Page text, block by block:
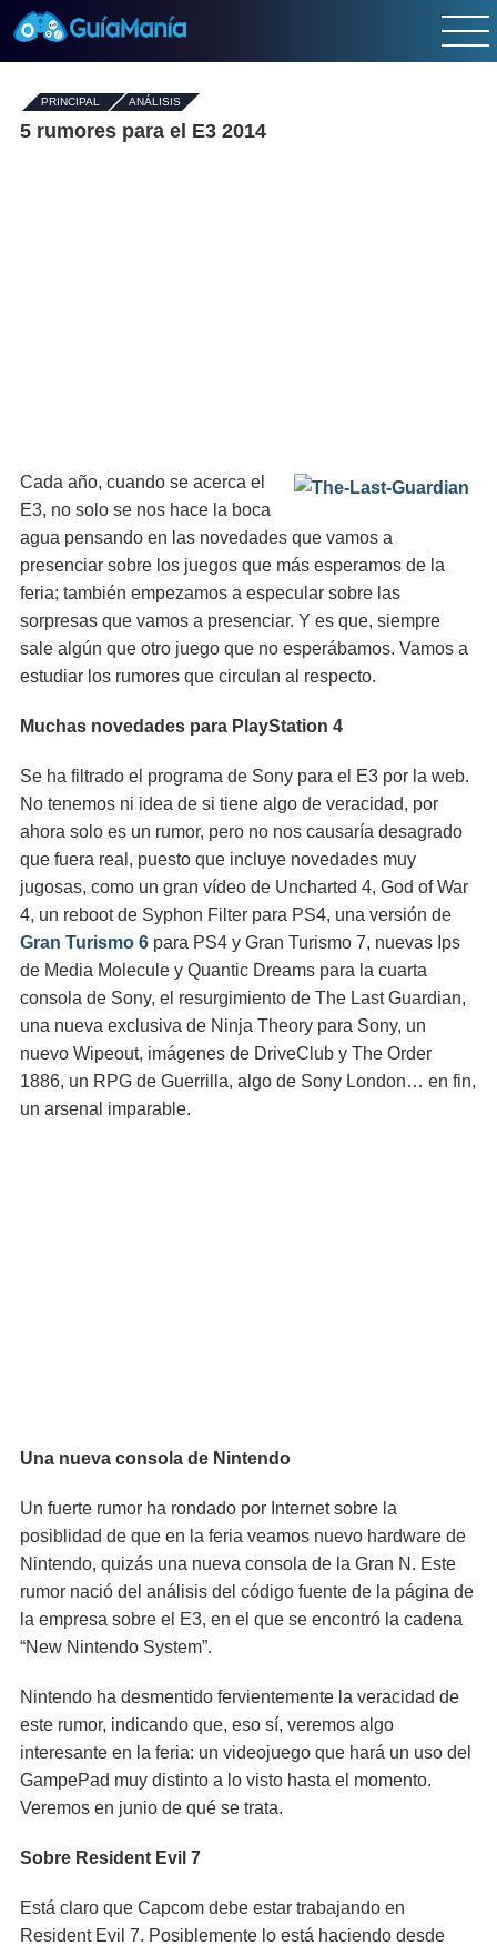
PRINCIPAL - ANÁLISIS
5 rumores para el E3 2014
Cada año, cuando se acerca el
E3, no solo se nos hace la boca
agua pensando en las novedades que vamos a
presenciar sobre los juegos que más esperamos de la
feria; también empezamos a especular sobre las
sorpresas que vamos a presenciar. Y es que, siempre
sale algún que otro juego que no esperábamos. Vamos a
estudiar los rumores que circulan al respecto.
Muchas novedades para PlayStation 4
Se ha filtrado el programa de Sony para el E3 por la web.
No tenemos ni idea de si tiene algo de veracidad, por
ahora solo es un rumor, pero no nos causaría desagrado
que fuera real, puesto que incluye novedades muy
jugosas, como un gran vídeo de Uncharted 4, God of War
4, un reboot de Syphon Filter para PS4, una versión de
Gran Turismo 6 para PS4 y Gran Turismo 7, nuevas Ips
de Media Molecule y Quantic Dreams para la cuarta
consola de Sony, el resurgimiento de The Last Guardian,
una nueva exclusiva de Ninja Theory para Sony, un
nuevo Wipeout, imágenes de DriveClub y The Order
1886, un RPG de Guerrilla, algo de Sony London… en fin,
un arsenal imparable.
Una nueva consola de Nintendo
Un fuerte rumor ha rondado por Internet sobre la
posiblidad de que en la feria veamos nuevo hardware de
Nintendo, quizás una nueva consola de la Gran N. Este
rumor nació del análisis del código fuente de la página de
la empresa sobre el E3, en el que se encontró la cadena
“New Nintendo System”.
Nintendo ha desmentido fervientemente la veracidad de
este rumor, indicando que, eso sí, veremos algo
interesante en la feria: un videojuego que hará un uso del
GampePad muy distinto a lo visto hasta el momento.
Veremos en junio de qué se trata.
Sobre Resident Evil 7
Está claro que Capcom debe estar trabajando en
Resident Evil 7. Posiblemente lo está haciendo desde